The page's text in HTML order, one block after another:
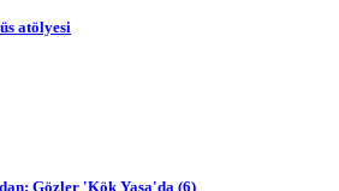
atölyesi
Gözler 'Kök Yasa'da (6)